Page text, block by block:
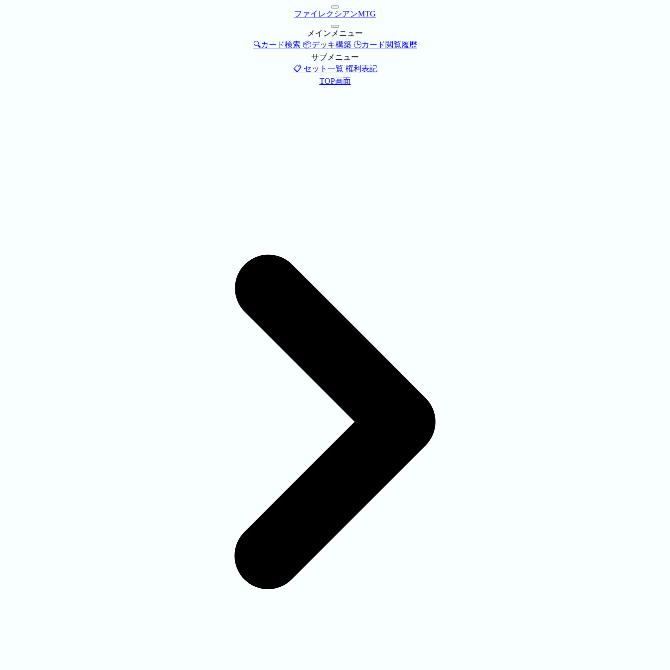
ファイレクシアンMTG
メインメニュー
🔍カード検索 📦デッキ構築 🕒カード閲覧履歴
サブメニュー
📋 セット一覧 権利表記
TOP画面